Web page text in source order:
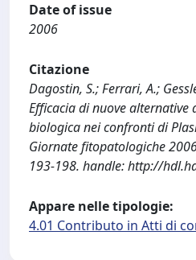
Date of issue
2006
Citazione
Dagostin, S.; Ferrari, A.;
Efficacia di nuove
biologica nei confronti di
Giornate fitopatologiche
193-198. handle: http://
Appare nelle tipologie:
4.01 Contributo in Atti di